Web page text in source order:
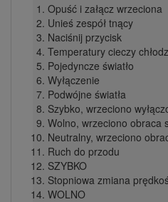
Opuść i załącz wrzeciona
Unieś zespół tnący
Naciśnij przycisk
Temperatury cieczy
Pojedyncze światło
Wyłączenie
Podwójne światła
Szybko, wrzeciono
Wolno, wrzeciono obraca
Neutralny, wrzeciono
Ruch do przodu
SZYBKO
Stopniowa zmiana
WOLNO